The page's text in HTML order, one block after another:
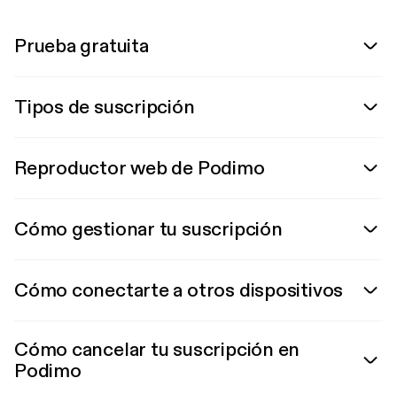
Prueba gratuita
Tipos de suscripción
Reproductor web de Podimo
Cómo gestionar tu suscripción
Cómo conectarte a otros dispositivos
Cómo cancelar tu suscripción en
Podimo